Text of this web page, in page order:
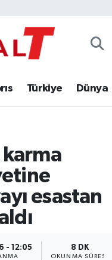
Türkiye Dünya
esastan
- 12:05 8 DK
OKUNMA SÜRESI